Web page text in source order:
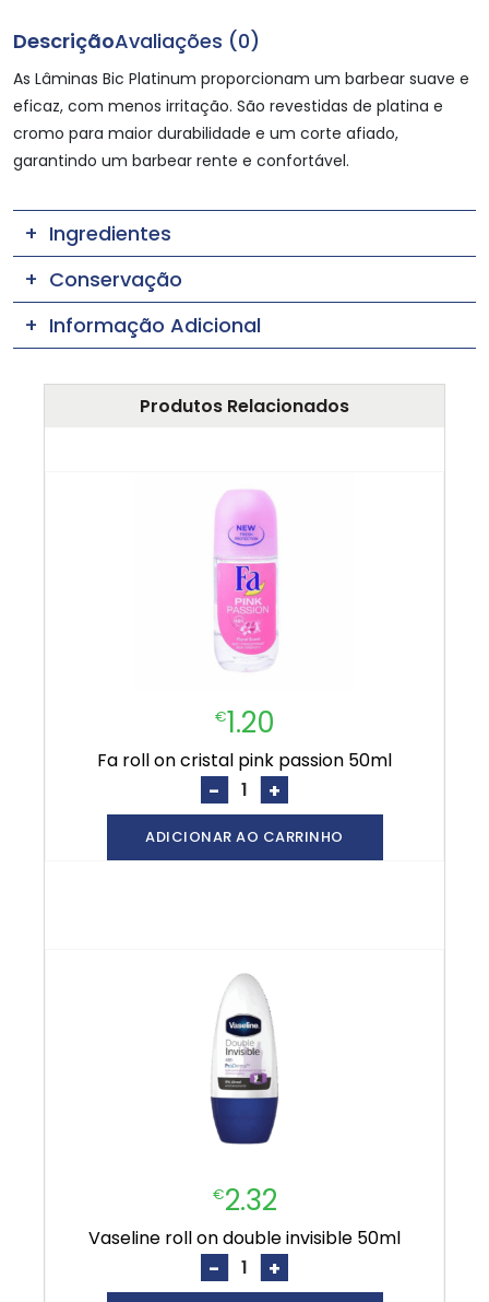
DescriçãoAvaliações (0)
As Lâminas Bic Platinum proporcionam um barbear suave e
eficaz, com menos irritação. São revestidas de platina e
cromo para maior durabilidade e um corte afiado,
garantindo um barbear rente e confortável.
Ingredientes
Conservação
Informação Adicional
Produtos Relacionados
€1.20
fa roll on cristal pink passion 50ml
- +
ADICIONAR AO CARRINHO
€2.32
vaseline roll on double invisible 50ml
- +